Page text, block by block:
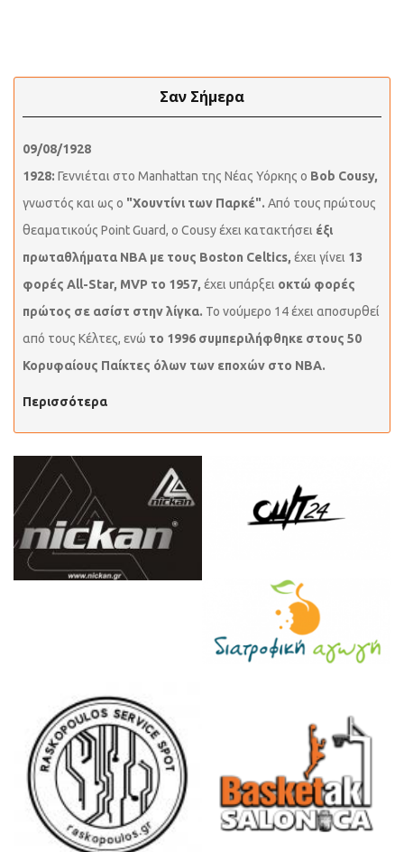
Σαν Σήμερα
09/08/1928
1928: Γεννιέται στο Manhattan της Νέας Υόρκης ο Bob Cousy,
γνωστός και ως ο "Χουντίνι των Παρκέ". Από τους πρώτους
θεαματικούς Point Guard, ο Cousy έχει κατακτήσει έξι
πρωταθλήματα NBA με τους Boston Celtics, έχει γίνει 13
φορές All-Star, MVP το 1957, έχει υπάρξει οκτώ φορές
πρώτος σε ασίστ στην λίγκα. Το νούμερο 14 έχει αποσυρθεί
από τους Κέλτες, ενώ το 1996 συμπεριλήφθηκε στους 50
Κορυφαίους Παίκτες όλων των εποχών στο ΝΒΑ.
Περισσότερα